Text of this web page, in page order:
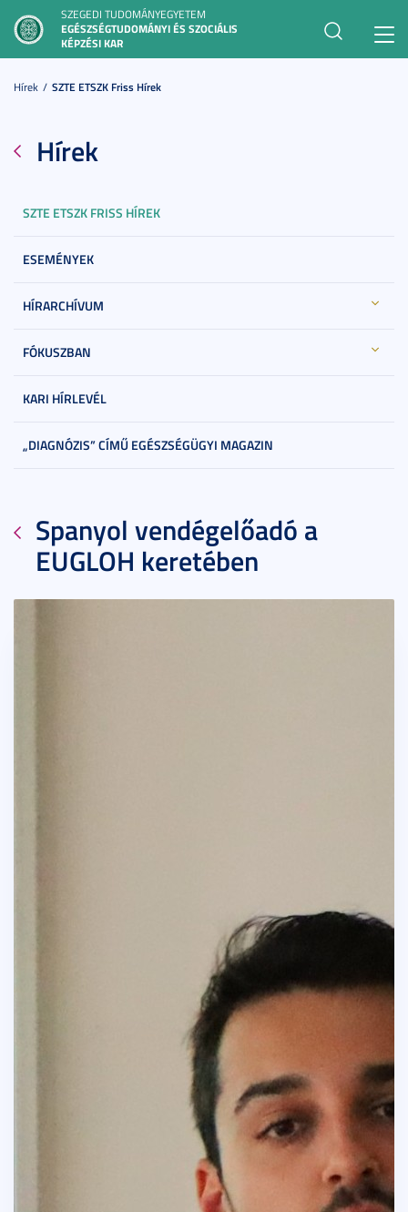
SZEGEDI TUDOMÁNYEGYETEM
EGÉSZSÉGTUDOMÁNYI ÉS SZOCIÁLIS
KÉPZÉSI KAR
Hírek SZTE ETSZK Friss Hírek
Hírek
SZTE ETSZK FRISS HÍREK
ESEMÉNYEK
HÍRARCHÍVUM
FÓKUSZBAN
KARI HÍRLEVÉL
„DIAGNÓZIS” CÍMŰ EGÉSZSÉGÜGYI MAGAZIN
Spanyol vendégelőadó a
EUGLOH keretében